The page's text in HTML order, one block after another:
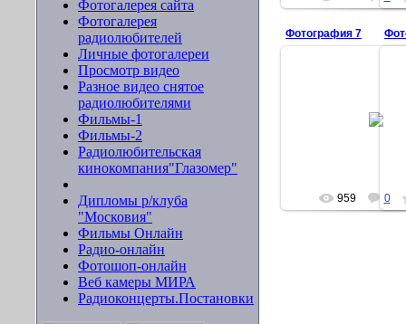
Фотогалерея сайта
Фотогалерея
радиолюбителей
Личные фотогалереи
Просмотр видео
Разное видео снятое
радиолюбителями
Фильмы-1
Фильмы-2
Радиолюбительская
кинокомпания"Глазомер"
Дипломы р/клуба
"Московия"
Фильмы Онлайн
Радио-онлайн
Фотошоп-онлайн
Веб камеры МИРА
Радиоконцерты.Постановки
Фотография 7
959 0